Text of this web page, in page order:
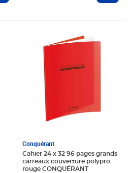
Conquérant
Cahier 24 x 32 96 pages grands
carreaux couverture polypro
rouge CONQUÉRANT